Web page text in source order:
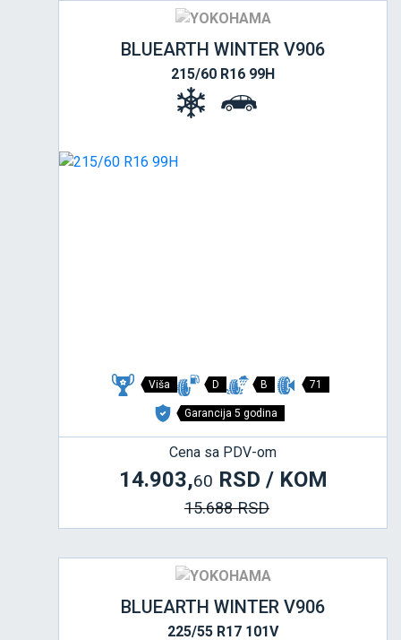
BLUEARTH WINTER V906
215/60 R16 99H
Viša D B 71
Garancija 5 godina
Cena sa PDV-om
14.903,60 RSD / KOM
15.688 RSD
BLUEARTH WINTER V906
225/55 R17 101V